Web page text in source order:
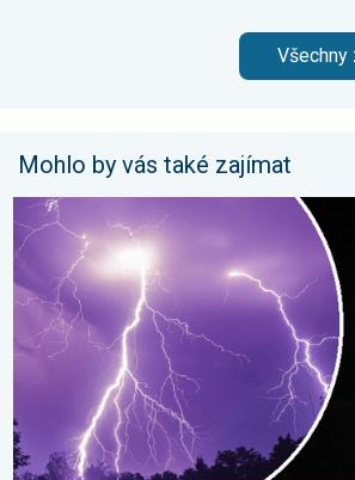
Všechny
Mohlo by vás také zajímat
Červnové fotografie. Zajímavosti. . .